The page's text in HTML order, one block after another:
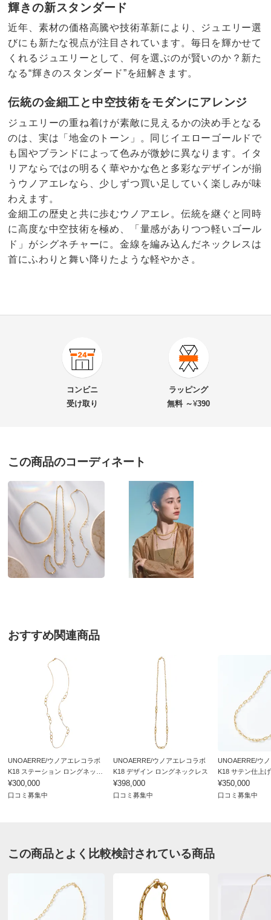
輝きの新スタンダード
近年、素材の価格高騰や技術革新により、ジュエリー選
びにも新たな視点が注目されています。毎日を輝かせて
くれるジュエリーとして、何を選ぶのが賢いのか？新た
なる“輝きのスタンダード”を紐解きます。
伝統の金細工と中空技術をモダンにアレンジ
ジュエリーの重ね着けが素敵に見えるかの決め手となる
のは、実は「地金のトーン」。同じイエローゴールドで
も国やブランドによって色みが微妙に異なります。イタ
リアならではの明るく華やかな色と多彩なデザインが揃
うウノアエレなら、少しずつ買い足していく楽しみが味
わえます。
金細工の歴史と共に歩むウノアエレ。伝統を継ぐと同時
に高度な中空技術を極め、「量感がありつつ軽いゴール
ド」がシグネチャーに。金線を編み込んだネックレスは
首にふわりと舞い降りたような軽やかさ。
900-J116-01
※お届け先が同じであれば複数個ご購入いただいても¥880です。
お支払い方法 送料について
■今回準備数：10
■商品寸法：最大幅約5mm・約45cm・約2.7g
■素材：K18
ス品です。
コンビニ
受け取り
ラッピング
無料 ～¥390
この商品のコーディネート
おすすめ関連商品
UNOAERRE/ウノアエレコラボ
K18 ステーション ロングネック
レス
¥300,000
口コミ募集中
UNOAERRE/ウノアエレコラボ
K18 デザイン ロングネックレス
¥398,000
口コミ募集中
UNOAERRE/ウ
K18 サテン仕上
チェーン ネック
¥350,000
口コミ募集中
この商品とよく比較検討されている商品